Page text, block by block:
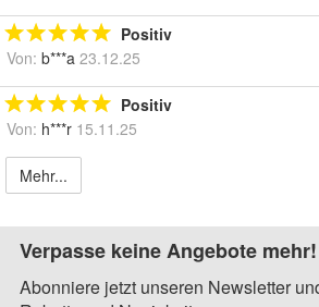
Positiv
Von: b***a 23.12.25
Positiv
Von: h***r 15.11.25
Mehr...
Verpasse keine Angebote mehr!
Abonniere jetzt unseren Newsletter